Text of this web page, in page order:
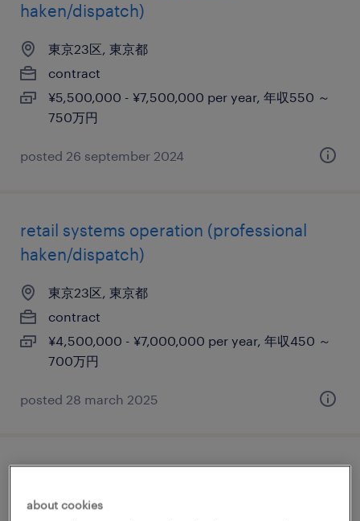
haken/dispatch)
東京23区, 東京都
contract
¥5,500,000 - ¥7,500,000 per year, 年収550 ～
750万円
posted 26 september 2024
retail systems operation (professional
haken/dispatch)
東京23区, 東京都
contract
¥4,500,000 - ¥7,000,000 per year, 年収450 ～
700万円
posted 28 march 2025
english only ok! it infrastructure project
manager (professional haken/dispatch)
about cookies